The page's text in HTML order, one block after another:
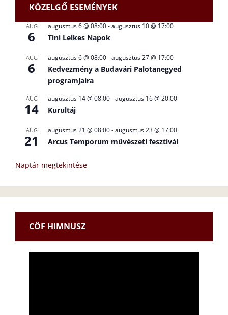
KÖZELGŐ ESEMÉNYEK
AUG
6
augusztus 6 @ 08:00-augusztus 10 @ 17:00
Tini Lelkes Napok
AUG
6
augusztus 6 @ 08:00-augusztus 27 @ 17:00
Kedvezmény a Budavári Palotanegyed
programjaira
AUG
14
augusztus 14 @ 08:00-augusztus 16 @ 20:00
Kurultáj
AUG
21
augusztus 21 @ 08:00-augusztus 23 @ 17:00
Arcus Temporum művészeti fesztivál
Naptár megtekintése
CÖF HIMNUSZ